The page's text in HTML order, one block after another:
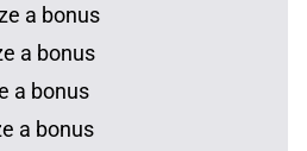
a bonus
a bonus
a bonus
a bonus